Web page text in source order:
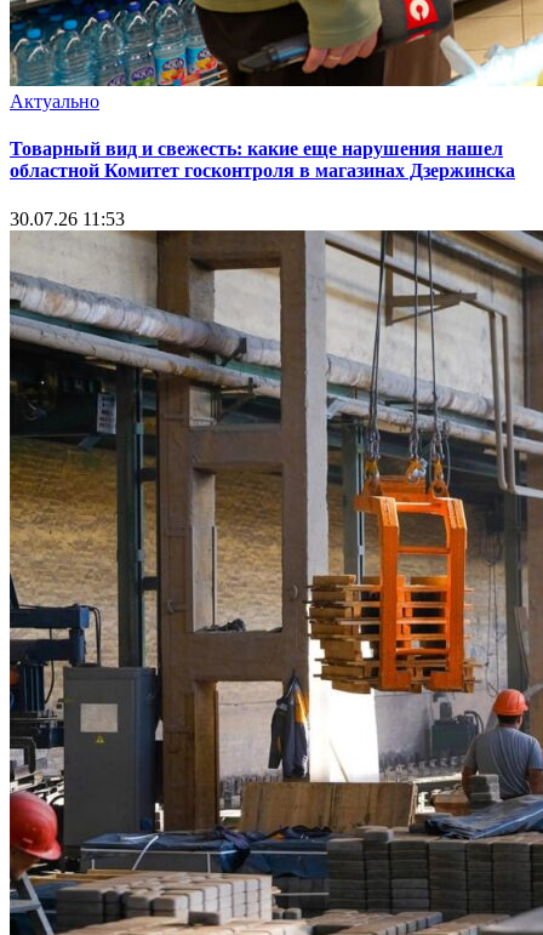
Актуально
Товарный вид и свежесть: какие еще нарушения нашел
областной Комитет госконтроля в магазинах Дзержинска
30.07.26 11:53